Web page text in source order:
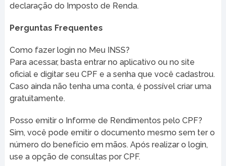
declaração do Imposto de Renda.
Perguntas Frequentes
Como fazer login no Meu INSS?
Para acessar, basta entrar no aplicativo ou no site
oficial e digitar seu CPF e a senha que você cadastrou.
Caso ainda não tenha uma conta, é possível criar uma
gratuitamente.
Posso emitir o Informe de Rendimentos pelo CPF?
Sim, você pode emitir o documento mesmo sem ter o
número do benefício em mãos. Após realizar o login,
use a opção de consultas por CPF.